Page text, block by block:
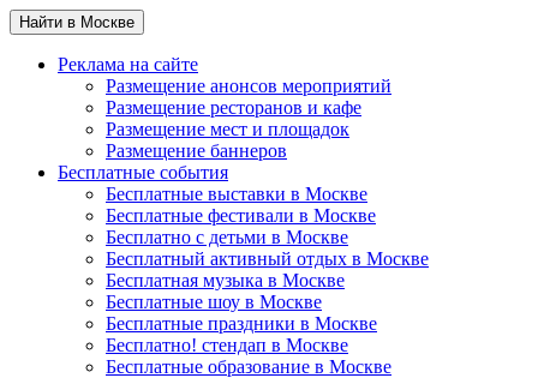
Найти в Москве
Реклама на сайте
Размещение анонсов мероприятий
Размещение ресторанов и кафе
Размещение мест и площадок
Размещение баннеров
Бесплатные события
Бесплатные выставки в Москве
Бесплатные фестивали в Москве
Бесплатно с детьми в Москве
Бесплатный активный отдых в Москве
Бесплатная музыка в Москве
Бесплатные шоу в Москве
Бесплатные праздники в Москве
Бесплатно! стендап в Москве
Бесплатные образование в Москве